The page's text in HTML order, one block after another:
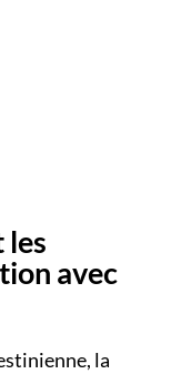
les
avec
la